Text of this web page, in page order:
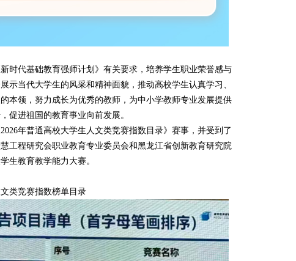
时代基础教育强师计划》有关要求，培养学生职业荣誉感与
示当代大学生的风采和精神面貌，推动高校学生认真学习、
本领，努力成长为优秀的教师，为中小学教师专业发展提供
促进祖国的教育事业向前发展。
年普通高校大学生人文类竞赛指数目录》赛事，并受到了
工程研究会职业教育专业委员会和黑龙江省创新教育研究院
生教育教学能力大赛。
类竞赛指数榜单目录